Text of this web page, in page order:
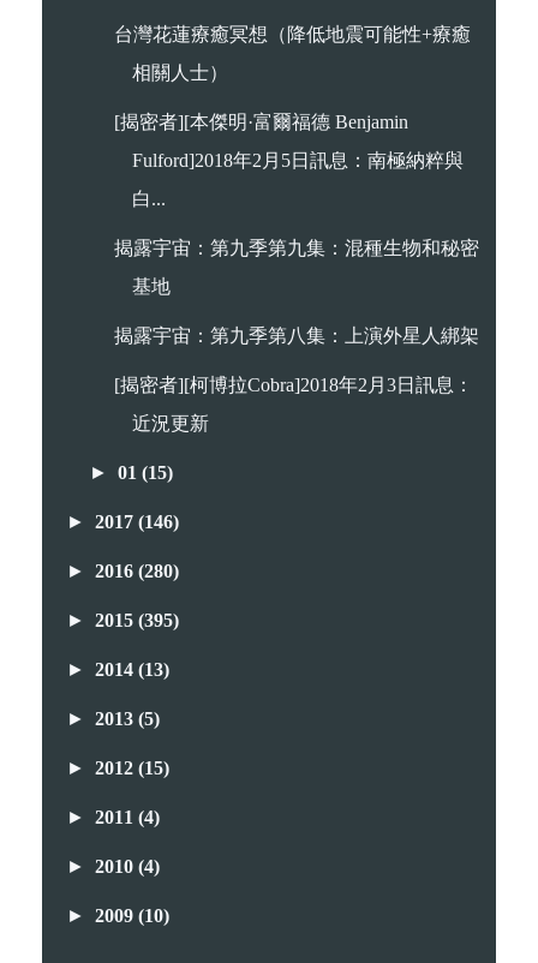
台灣花蓮療癒冥想（降低地震可能性+療癒
相關人士）
[揭密者][本傑明·富爾福德 Benjamin
Fulford]2018年2月5日訊息：南極納粹與
白...
揭露宇宙：第九季第九集：混種生物和秘密
基地
揭露宇宙：第九季第八集：上演外星人綁架
[揭密者][柯博拉Cobra]2018年2月3日訊息：
近況更新
►01(15)
► 2017 (146)
► 2016 (280)
► 2015 (395)
► 2014 (13)
► 2013 (5)
► 2012 (15)
► 2011 (4)
► 2010 (4)
► 2009 (10)